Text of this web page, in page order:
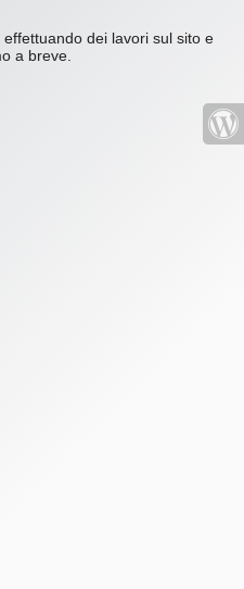
dei lavori sul sito e
a breve.